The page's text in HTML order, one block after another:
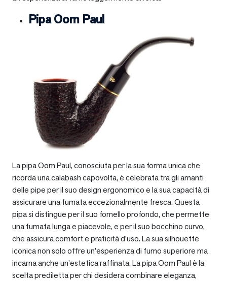
Pipa Oom Paul
La pipa Oom Paul, conosciuta per la sua forma unica che
ricorda una calabash capovolta, è celebrata tra gli amanti
delle pipe per il suo design ergonomico e la sua capacità di
assicurare una fumata eccezionalmente fresca. Questa
pipa si distingue per il suo fornello profondo, che permette
una fumata lunga e piacevole, e per il suo bocchino curvo,
che assicura comfort e praticità d’uso. La sua silhouette
iconica non solo offre un’esperienza di fumo superiore ma
incarna anche un’estetica raffinata. La pipa Oom Paul è la
scelta prediletta per chi desidera combinare eleganza,